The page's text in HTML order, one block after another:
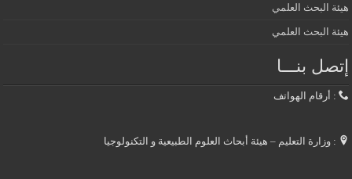
هيئة البحث العلمي
هيئة البحث العلمي
إتصل بنـــا
: أرقام الهواتف
: وزارة التعليم – هيئة أبحاث العلوم الطبيعية و التكنولوجيا